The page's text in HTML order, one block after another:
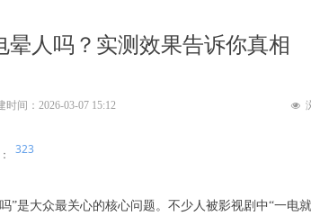
晕人吗？实测效果告诉你真相
是大众最关心的核心问题。不少人被影视剧中“一电
323
时间： 2026-03-07 15:12 넶